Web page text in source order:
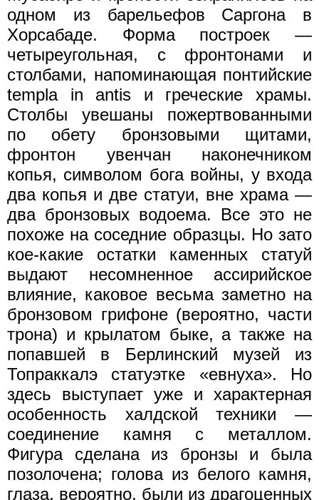
одном из барельефов Саргона в
Хорсабаде. Форма построек —
четыреугольная, с фронтонами и
столбами, напоминающая понтийские
templa in antis и греческие храмы.
Столбы увешаны пожертвованными
по обету бронзовыми щитами,
фронтон увенчан наконечником
копья, символом бога войны, у входа
два копья и две статуи, вне храма —
два бронзовых водоема. Все это не
похоже на соседние образцы. Но зато
кое-какие остатки каменных статуй
выдают несомненное ассирийское
влияние, каковое весьма заметно на
бронзовом грифоне (вероятно, части
трона) и крылатом быке, а также на
попавшей в Берлинский музей из
Топраккалэ статуэтке «евнуха». Но
здесь выступает уже и характерная
особенность халдской техники —
соединение камня с металлом.
Фигура сделана из бронзы и была
позолочена; голова из белого камня,
глаза, вероятно, были из драгоценных